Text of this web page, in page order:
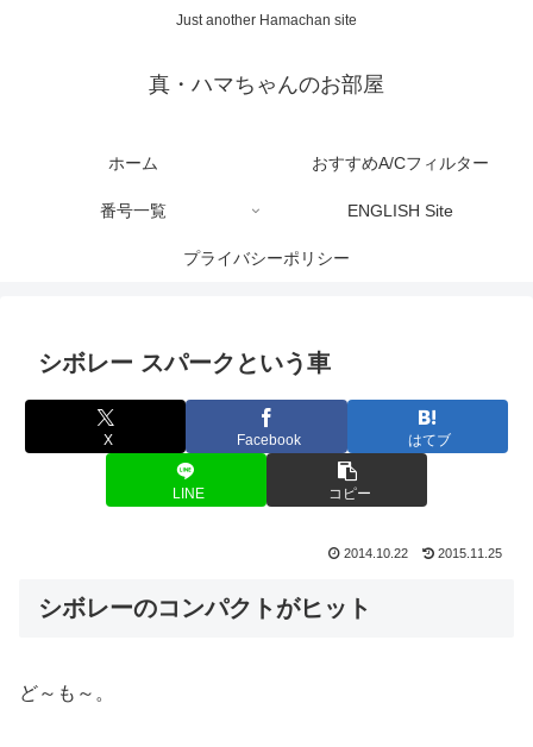
Just another Hamachan site
真・ハマちゃんのお部屋
ホーム おすすめA/Cフィルター
番号一覧 ENGLISH Site
プライバシーポリシー
シボレー スパークという車
X Facebook はてブ
LINE コピー
2014.10.22 2015.11.25
シボレーのコンパクトがヒット
ど～も～。